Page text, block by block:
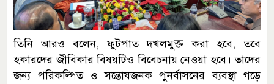
তিনি আরও বলেন, ফুটপাত দখলমুক্ত করা হবে, তবে
হকারদের জীবিকার বিষয়টিও বিবেচনায় নেওয়া হবে। তাদের
জন্য পরিকল্পিত ও সন্তোষজনক পুনর্বাসনের ব্যবস্থা গড়ে